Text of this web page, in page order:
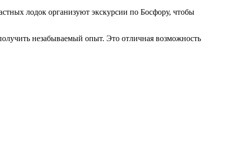
лодок организуют экскурсии по Босфору, чтобы
незабываемый опыт. Это отличная возможность